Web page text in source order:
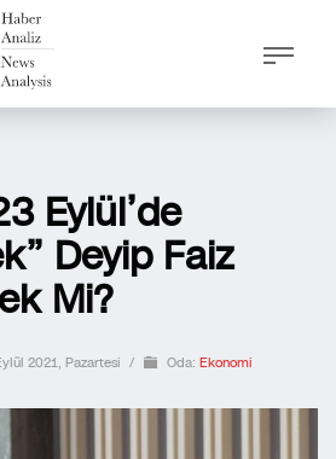
Eylül’de
Deyip Faiz
Mi?
2021, Pazartesi / Oda: Ekonomi